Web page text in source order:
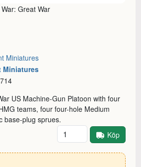
Great War
Miniatures
Miniatures
US Machine-Gun Platoon with four
teams, four four-hole Medium
base-plug sprues.
Antal Köp